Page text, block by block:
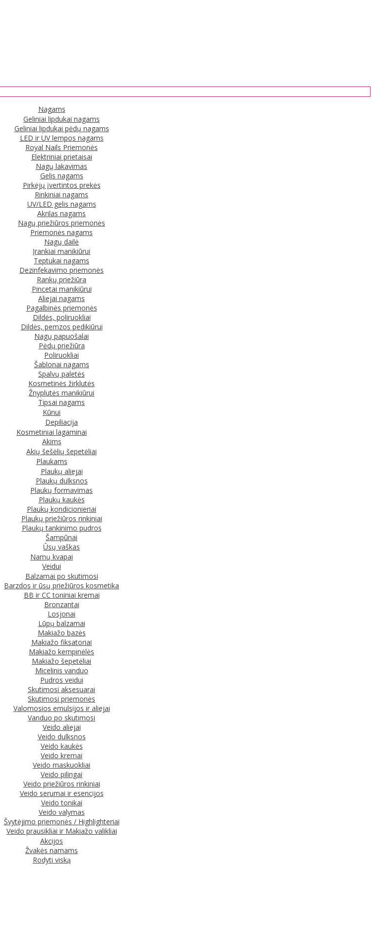
Nagams
Geliniai lipdukai nagams
Geliniai lipdukai pėdų nagams
LED ir UV lempos nagams
Royal Nails Priemonės
Elektriniai prietaisai
Nagų lakavimas
Gelis nagams
Pirkėjų įvertintos prekės
Rinkiniai nagams
UV/LED gelis nagams
Akrilas nagams
Nagų priežiūros priemonės
Priemonės nagams
Nagų dailė
Įrankiai manikiūrui
Teptukai nagams
Dezinfekavimo priemonės
Rankų priežiūra
Pincetai manikiūrui
Aliejai nagams
Pagalbinės priemonės
Dildės, poliruokliai
Dildės, pemzos pedikiūrui
Nagų papuošalai
Pėdų priežiūra
Poliruokliai
Šablonai nagams
Spalvų paletės
Kosmetinės žirklutės
Žnyplutės manikiūrui
Tipsai nagams
Kūnui
Depiliacija
Kosmetiniai lagaminai
Akims
Akių šešėlių šepetėliai
Plaukams
Plaukų aliejai
Plaukų dulksnos
Plaukų formavimas
Plaukų kaukės
Plaukų kondicionieriai
Plaukų priežiūros rinkiniai
Plaukų tankinimo pudros
Šampūnai
Ūsų vaškas
Namų kvapai
Veidui
Balzamai po skutimosi
Barzdos ir ūsų priežiūros kosmetika
BB ir CC toniniai kremai
Bronzantai
Losjonai
Lūpų balzamai
Makiažo bazės
Makiažo fiksatoriai
Makiažo kempinėlės
Makiažo šepetėliai
Micelinis vanduo
Pudros veidui
Skutimosi aksesuarai
Skutimosi priemonės
Valomosios emulsijos ir aliejai
Vanduo po skutimosi
Veido aliejai
Veido dulksnos
Veido kaukės
Veido kremai
Veido maskuokliai
Veido pilingai
Veido priežiūros rinkiniai
Veido serumai ir esencijos
Veido tonikai
Veido valymas
Švytėjimo priemonės / Highlighteriai
Veido prausikliai ir Makiažo valikliai
Akcijos
Žvakės namams
Rodyti viską